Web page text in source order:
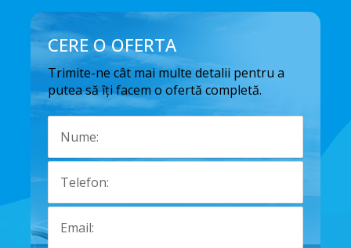
CERE O OFERTA
Trimite-ne cât mai multe detalii pentru a
putea să îți facem o ofertă completă.